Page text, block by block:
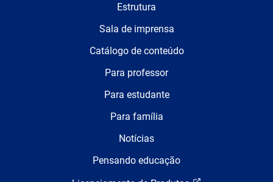
Estrutura
Sala de imprensa
Catálogo de conteúdo
Para professor
Para estudante
Para família
Notícias
Pensando educação